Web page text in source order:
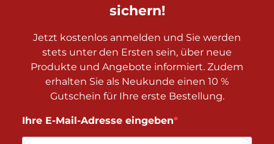
sichern!
Jetzt kostenlos anmelden und Sie werden
stets unter den Ersten sein, über neue
Produkte und Angebote informiert. Zudem
erhalten Sie als Neukunde einen 10 %
Gutschein für Ihre erste Bestellung.
Ihre E-Mail-Adresse eingeben